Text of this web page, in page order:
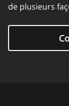
de plusieurs